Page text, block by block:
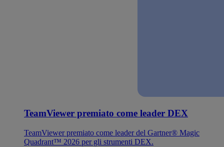
TeamViewer premiato come leader DEX
TeamViewer premiato come leader del Gartner® Magic
Quadrant™ 2026 per gli strumenti DEX.